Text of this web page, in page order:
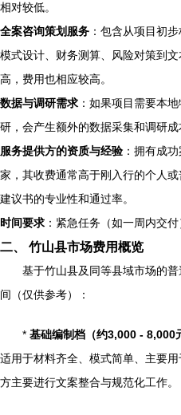
相对较低。
全案咨询策划服务 ：包含从项目初
模式设计、财务测算、风险对策到
高，费用也相应较高。
数据与调研需求 ：如果项目需要本
研，会产生额外的数据采集和调研成
服务提供方的资质与经验 ：拥有成
家，其收费通常高于刚入行的个人
建议书的专业性和通过率。
时间要求 ：紧急任务（如一周内交
二、 竹山县市场费用概览
基于竹山县及同等县域市场的
间（仅供参考）：
* 基础编制档（约3,000 - 8,000
适用于材料齐全、模式简单、主要
方主要进行文案整合与规范化工作。